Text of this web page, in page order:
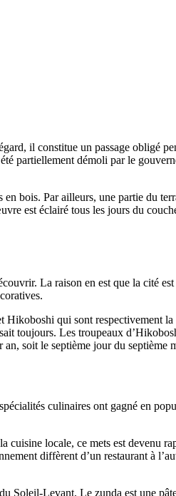
il constitue un passage obligé
partiellement démoli par le
bois. Par ailleurs, une partie du
est éclairé tous les jours du
La raison en est que la cité
qui sont respectivement la
toujours. Les troupeaux
soit le septième jour du septième
culinaires ont gagné en
locale, ce mets est devenu
diffèrent d’un restaurant à
Soleil-Levant. Le zunda est une